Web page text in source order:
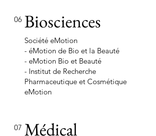
06 Biosciences
Société eMotion
- éMotion de Bio et la Beauté
- eMotion Bio et Beauté
- Institut de Recherche
Pharmaceutique et Cosmétique
eMotion
07 Médical